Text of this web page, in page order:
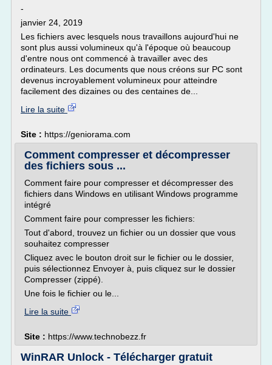
-
janvier 24, 2019
Les fichiers avec lesquels nous travaillons aujourd'hui ne
sont plus aussi volumineux qu'à l'époque où beaucoup
d'entre nous ont commencé à travailler avec des
ordinateurs. Les documents que nous créons sur PC sont
devenus incroyablement volumineux pour atteindre
facilement des dizaines ou des centaines de...
Lire la suite
Site : https://geniorama.com
Comment compresser et décompresser
des fichiers sous ...
Comment faire pour compresser et décompresser des
fichiers dans Windows en utilisant Windows programme
intégré
Comment faire pour compresser les fichiers:
Tout d'abord, trouvez un fichier ou un dossier que vous
souhaitez compresser
Cliquez avec le bouton droit sur le fichier ou le dossier,
puis sélectionnez Envoyer à, puis cliquez sur le dossier
Compresser (zippé).
Une fois le fichier ou le...
Lire la suite
Site : https://www.technobezz.fr
WinRAR Unlock - Télécharger gratuit